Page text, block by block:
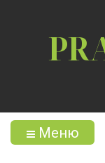
Меню